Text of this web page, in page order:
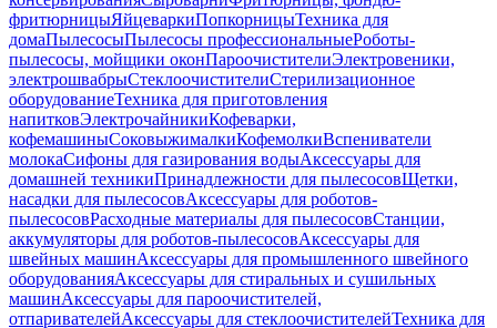
фритюрницыЯйцеваркиПопкорницыТехника для
домаПылесосыПылесосы профессиональныеРоботы-
пылесосы, мойщики оконПароочистителиЭлектровеники,
электрошвабрыСтеклоочистителиСтерилизационное
оборудованиеТехника для приготовления
напитковЭлектрочайникиКофеварки,
кофемашиныСоковыжималкиКофемолкиВспениватели
молокаСифоны для газирования водыАксессуары для
домашней техникиПринадлежности для пылесосовЩетки,
насадки для пылесосовАксессуары для роботов-
пылесосовРасходные материалы для пылесосовСтанции,
аккумуляторы для роботов-пылесосовАксессуары для
швейных машинАксессуары для промышленного швейного
оборудованияАксессуары для стиральных и сушильных
машинАксессуары для пароочистителей,
отпаривателейАксессуары для стеклоочистителейТехника для